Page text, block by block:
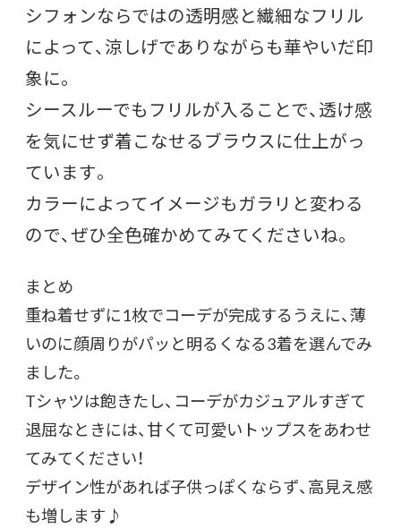
シフォンならではの透明感と繊細なフリル
によって、涼しげでありながらも華やいだ印
象に。
シースルーでもフリルが入ることで、透け感
を気にせず着こなせるブラウスに仕上がっ
ています。
カラーによってイメージもガラリと変わる
ので、ぜひ全色確かめてみてくださいね。
まとめ
重ね着せずに1枚でコーデが完成するうえに、薄
いのに顔周りがパッと明るくなる3着を選んでみ
ました。
Tシャツは飽きたし、コーデがカジュアルすぎて
退屈なときには、甘くて可愛いトップスをあわせ
てみてください！
デザイン性があれば子供っぽくならず、高見え感
も増します♪